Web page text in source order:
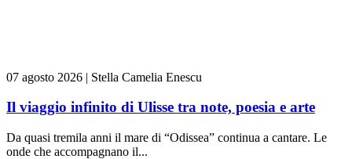
07 agosto 2026 | Stella Camelia Enescu
Il viaggio infinito di Ulisse tra note, poesia e arte
Da quasi tremila anni il mare di “Odissea” continua a cantare. Le
onde che accompagnano il...